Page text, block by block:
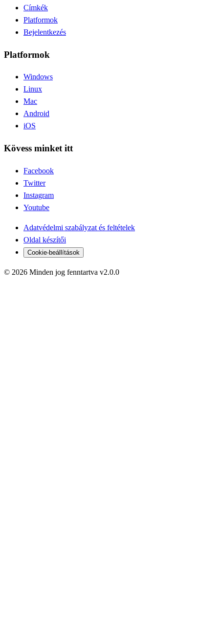
Címkék
Platformok
Bejelentkezés
Platformok
Windows
Linux
Mac
Android
iOS
Kövess minket itt
Facebook
Twitter
Instagram
Youtube
Adatvédelmi szabályzat és feltételek
Oldal készítői
Cookie-beállítások
© 2026 Minden jog fenntartva v2.0.0